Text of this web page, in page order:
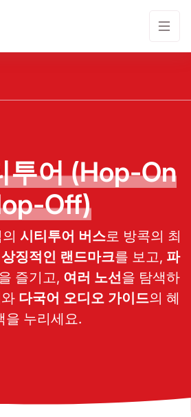
투어 (Hop-On
Off)
시티투어 버스로 방콕의 최
상징적인 랜드마크를 보고, 파
즐기고, 여러 노선을 탐색하
와 다국어 오디오 가이드의 혜
을 누리세요.